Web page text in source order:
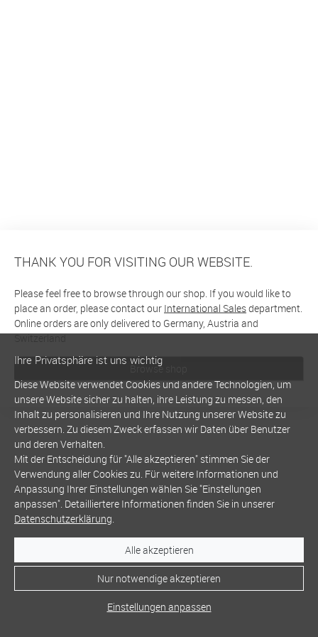
THANK YOU FOR VISITING OUR WEBSITE.
Please feel free to browse through our shop. If you would like to
place an order, please contact our International Salesdepartment.
Online orders are only delivered to Germany, Austria and
Switzerland
Browse shop
Ihre Privatsphäre ist uns wichtig
Diese Website verwendet Cookies und andere Technologien, um
unsere Website sicher zu halten, ihre Leistung zu messen, den
Inhalt zu personalisieren und Ihre Nutzung unserer Website zu
verbessern. Zu diesem Zweck erfassen wir Daten über Benutzer
und deren Verhalten.
Mit der Entscheidung für "Alle akzeptieren" stimmen Sie der
Verwendung aller Cookies zu. Für weitere Informationen und
Anpassung Ihrer Einstellungen wählen Sie "Einstellungen
anpassen". Detailliertere Informationen finden Sie in unserer
Datenschutzerklärung.
Alle akzeptieren
Nur notwendige akzeptieren
Einstellungen anpassen